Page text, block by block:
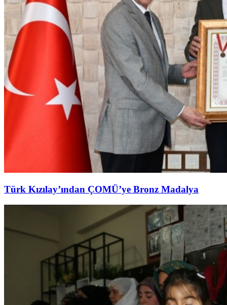
Türk Kızılay’ından ÇOMÜ’ye Bronz Madalya